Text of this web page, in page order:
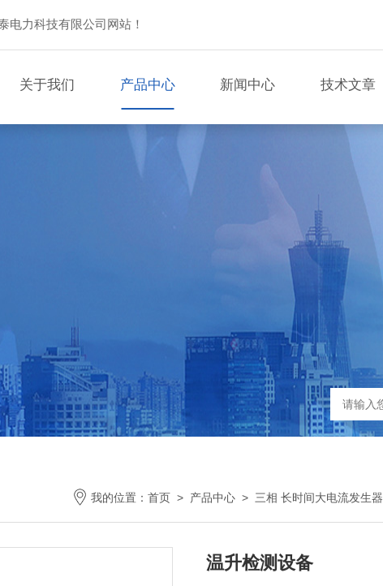
电力科技有限公司网站！
关于我们 产品中心 新闻中心 技术文章
我的位置： 首页 > 产品中心 > 三相 长时间大电流发生器
温升检测设备